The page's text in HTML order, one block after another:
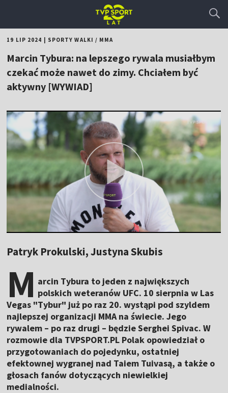
19 LIP 2024 SPORTY WALKI / MMA
Marcin Tybura: na lepszego rywala musiałbym
czekać może nawet do zimy. Chciałem być
aktywny [WYWIAD]
Patryk Prokulski, Justyna Skubis
M arcin Tybura to jeden z największych
polskich weteranów UFC. 10 sierpnia w Las
Vegas "Tybur" już po raz 20. wystąpi pod szyldem
najlepszej organizacji MMA na świecie. Jego
rywalem – po raz drugi – będzie Serghei Spivac. W
rozmowie dla TVPSPORT.PL Polak opowiedział o
przygotowaniach do pojedynku, ostatniej
efektownej wygranej nad Taiem Tuivasą, a także o
głosach fanów dotyczących niewielkiej
medialności.